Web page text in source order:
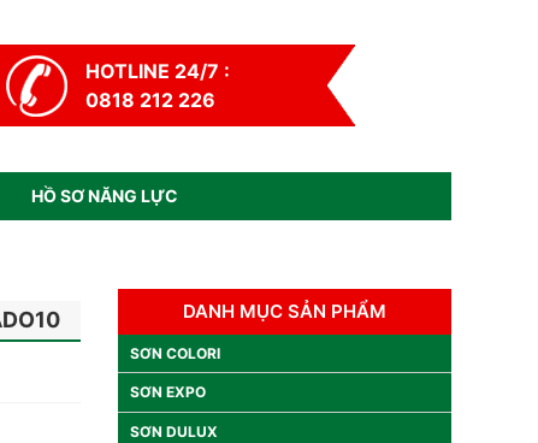
HOTLINE 24/7 :
0818 212 226
HỒ SƠ NĂNG LỰC
DANH MỤC SẢN PHẨM
SƠN COLORI
SƠN EXPO
SƠN DULUX